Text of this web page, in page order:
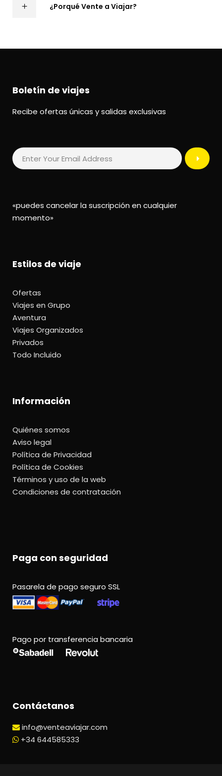
¿Porqué Vente a Viajar?
Boletín de viajes
Recibe ofertas únicas y salidas exclusivas
«puedes cancelar la suscripción en cualquier
momento»
Estilos de viaje
Ofertas
Viajes en Grupo
Aventura
Viajes Organizados
Privados
Todo Incluido
Información
Quiénes somos
Aviso legal
Política de Privacidad
Política de Cookies
Términos y uso de la web
Condiciones de contratación
Paga con seguridad
Pasarela de pago seguro SSL
Pago por transferencia bancaria
Contáctanos
info@venteaviajar.com
+34 644585333